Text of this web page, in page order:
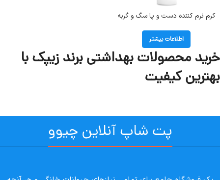
کرم نرم کننده دست و پا سگ و گربه
cream dogs and cats
اطلاعات بیشتر
خرید محصولات بهداشتی برند زیپک با
بهترین کیفیت
پت شاپ آنلاین چیوو